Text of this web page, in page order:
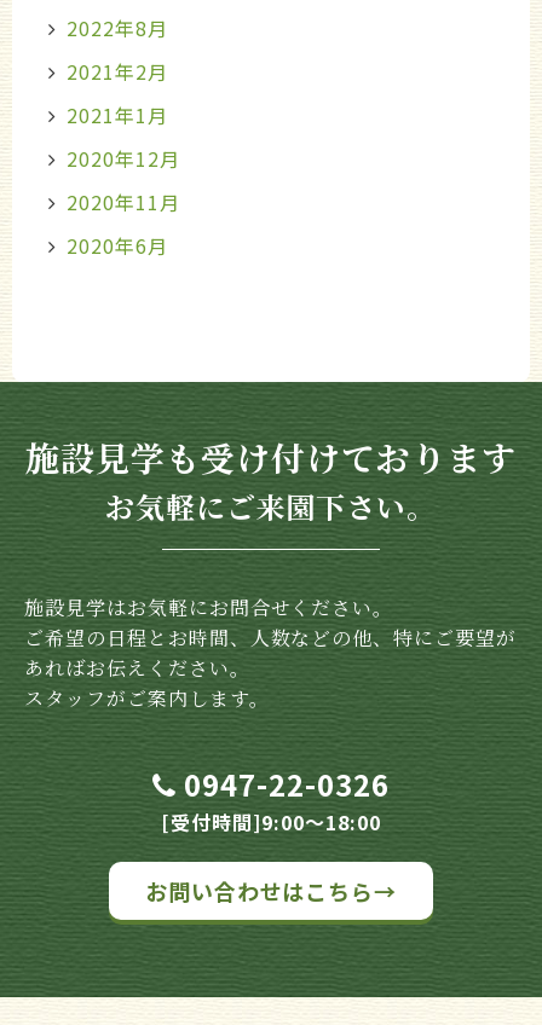
2022年8月
2021年2月
2021年1月
2020年12月
2020年11月
2020年6月
施設見学も受け付けております
お気軽にご来園下さい。
施設見学はお気軽にお問合せください。
ご希望の日程とお時間、人数などの他、特にご要望が
あればお伝えください。
スタッフがご案内します。
0947-22-0326
[受付時間]9:00～18:00
お問い合わせはこちら→